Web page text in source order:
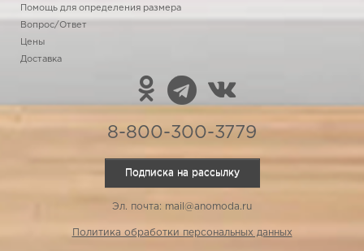
Помощь для определения размера
Вопрос/Ответ
Цены
Доставка
8-800-300-3779
Подписка на рассылку
Эл. почта: mail@anomoda.ru
Политика обработки персональных данных